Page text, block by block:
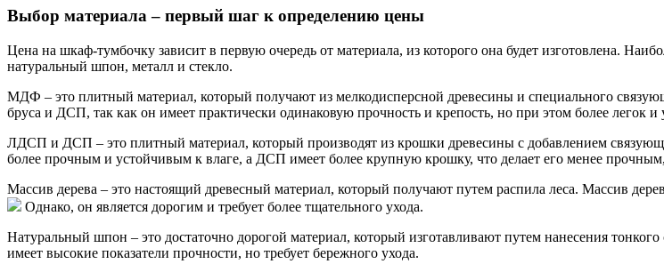
Выбор материала – первый шаг к определению цены
Цена на шкаф-тумбочку зависит в первую очередь от материала, из которого она будет изготовлена.
натуральный шпон, металл и стекло.
МДФ – это плитный материал, который получают из мелкодисперсной древесины и специального
бруса и ДСП, так как он имеет практически одинаковую прочность и крепость, но при этом более легок и
ЛДСП и ДСП – это плитный материал, который производят из крошки древесины с добавлением
более прочным и устойчивым к влаге, а ДСП имеет более крупную крошку, что делает его менее
Массив дерева – это настоящий древесный материал, который получают путем распила леса. Массив
Однако, он является дорогим и требует более тщательного ухода.
Натуральный шпон – это достаточно дорогой материал, который изготавливают путем нанесения
имеет высокие показатели прочности, но требует бережного ухода.